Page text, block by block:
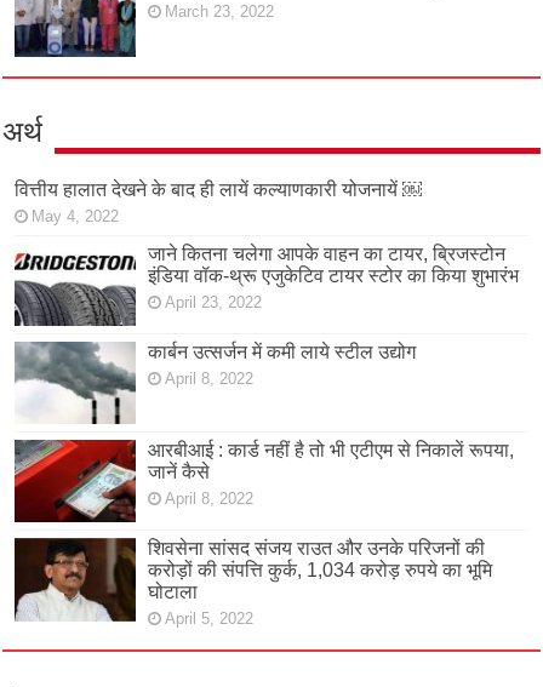
March 23, 2022
अर्थ
वित्तीय हालात देखने के बाद ही लायें कल्याणकारी योजनायें ￼
May 4, 2022
जाने कितना चलेगा आपके वाहन का टायर, ब्रिजस्टोन
इंडिया वॉक-थ्रू एजुकेटिव टायर स्टोर का किया शुभारंभ
April 23, 2022
कार्बन उत्सर्जन में कमी लाये स्टील उद्योग
April 8, 2022
आरबीआई : कार्ड नहीं है तो भी एटीएम से निकालें रूपया,
जानें कैसे
April 8, 2022
शिवसेना सांसद संजय राउत और उनके परिजनों की
करोड़ों की संपत्ति कुर्क, 1,034 करोड़ रुपये का भूमि
घोटाला
April 5, 2022